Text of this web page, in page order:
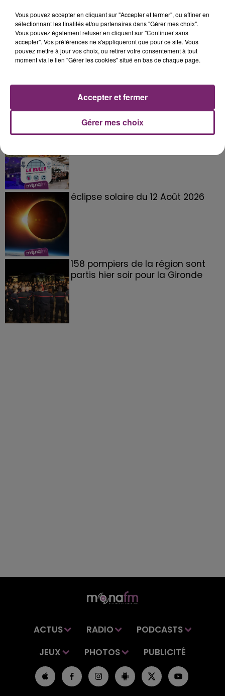
La Bulle - Guinguette éphémère
éclipse solaire du 12 Août 2026
158 pompiers de la région sont
partis hier soir pour la Gironde
ACTUS RADIO
PODCASTS
JEUX
PHOTOS PUBLICITÉ
Vous pouvez accepter en cliquant sur "Accepter et fermer", ou affiner en
sélectionnant les finalités et/ou partenaires dans "Gérer mes choix".
Vous pouvez également refuser en cliquant sur "Continuer sans
accepter". Vos préférences ne s'appliqueront que pour ce site. Vous
pouvez mettre à jour vos choix, ou retirer votre consentement à tout
moment via le lien "Gérer les cookies" situé en bas de chaque page.
Gérer mes choix
Accepter et fermer